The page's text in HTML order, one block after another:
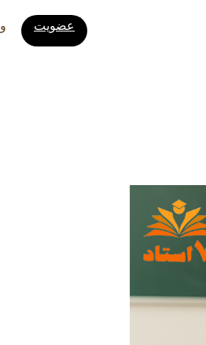
عضویت